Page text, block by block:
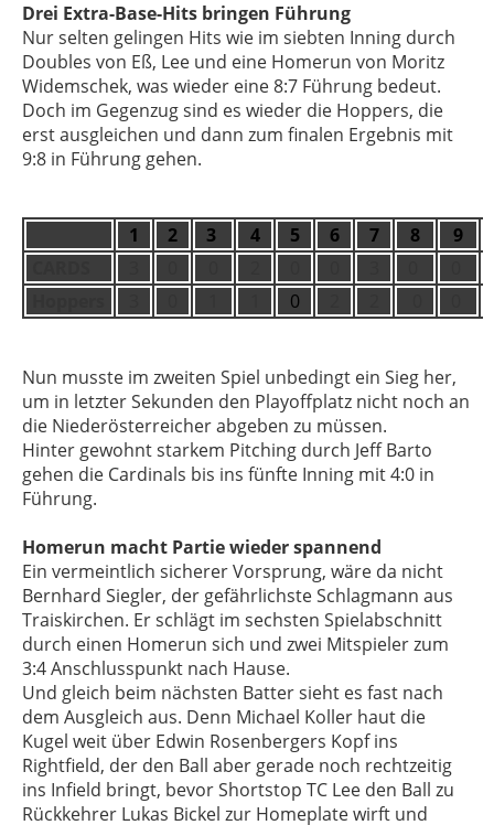
Drei Extra-Base-Hits bringen Führung
Nur selten gelingen Hits wie im siebten Inning durch
Doubles von Eß, Lee und eine Homerun von Moritz
Widemschek, was wieder eine 8:7 Führung bedeut.
Doch im Gegenzug sind es wieder die Hoppers, die
erst ausgleichen und dann zum finalen Ergebnis mit
9:8 in Führung gehen.
1 2 3 4 5 6 7 8
9
0
Nun musste im zweiten Spiel unbedingt ein Sieg her,
um in letzter Sekunden den Playoffplatz nicht noch an
die Niederösterreicher abgeben zu müssen.
Hinter gewohnt starkem Pitching durch Jeff Barto
gehen die Cardinals bis ins fünfte Inning mit 4:0 in
Führung.
Homerun macht Partie wieder spannend
Ein vermeintlich sicherer Vorsprung, wäre da nicht
Bernhard Siegler, der gefährlichste Schlagmann aus
Traiskirchen. Er schlägt im sechsten Spielabschnitt
durch einen Homerun sich und zwei Mitspieler zum
3:4 Anschlusspunkt nach Hause.
Und gleich beim nächsten Batter sieht es fast nach
dem Ausgleich aus. Denn Michael Koller haut die
Kugel weit über Edwin Rosenbergers Kopf ins
Rightfield, der den Ball aber gerade noch rechtzeitig
ins Infield bringt, bevor Shortstop TC Lee den Ball zu
Rückkehrer Lukas Bickel zur Homeplate wirft und